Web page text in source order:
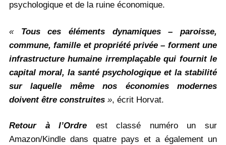
psychologique et de la ruine économique.
« Tous ces éléments dynamiques – paroisse,
commune, famille et propriété privée – forment une
infrastructure humaine irremplaçable qui fournit le
capital moral, la santé psychologique et la stabilité
sur laquelle même nos économies modernes
doivent être construites », écrit Horvat.
Retour à l’Ordre est classé numéro un sur
Amazon/Kindle dans quatre pays et a également un